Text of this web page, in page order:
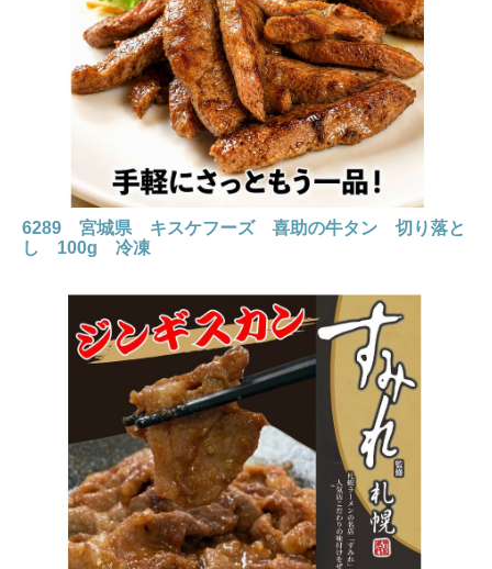
6289 宮城県 キスケフーズ 喜助の牛タン 切り落と
し 100g 冷凍